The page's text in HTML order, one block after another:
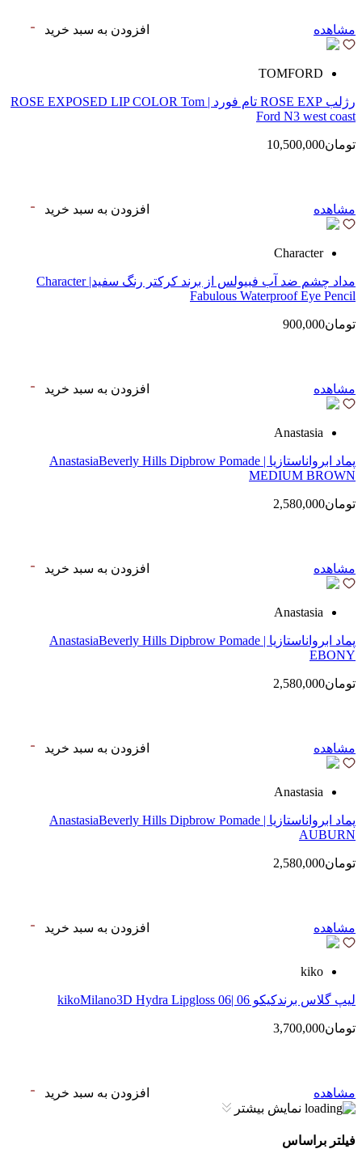
مشاهده افزودن به سبد خرید
TOMFORD
رژلب ROSE EXP تام فورد | ROSE EXPOSED LIP COLOR Tom
Ford N3 west coast
تومان10,500,000
مشاهده افزودن به سبد خرید
Character
مداد چشم ضد آب فبیولس از برند کرکتر رنگ سفید| Character
Fabulous Waterproof Eye Pencil
تومان900,000
مشاهده افزودن به سبد خرید
Anastasia
پماد ابرواناستازیا | AnastasiaBeverly Hills Dipbrow Pomade
MEDIUM BROWN
تومان2,580,000
مشاهده افزودن به سبد خرید
Anastasia
پماد ابرواناستازیا | AnastasiaBeverly Hills Dipbrow Pomade
EBONY
تومان2,580,000
مشاهده افزودن به سبد خرید
Anastasia
پماد ابرواناستازیا | AnastasiaBeverly Hills Dipbrow Pomade
AUBURN
تومان2,580,000
مشاهده افزودن به سبد خرید
kiko
لیپ گلاس‌ برندکیکو 06 |kikoMilano3D Hydra Lipgloss 06
تومان3,700,000
مشاهده
افزودن به سبد خرید
نمایش بیشتر
فیلتر براساس